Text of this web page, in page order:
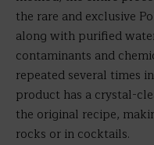
the rare and exclusive
along with purified
contaminants and
repeated several times
product has a crystal-
the original recipe,
rocks or in cocktails.